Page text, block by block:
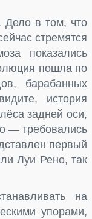
Дело в том, что
стремятся
показались
пошла по
барабанных
история
задней оси,
— требовались
первый
Луи Рено, так
на
упорами,